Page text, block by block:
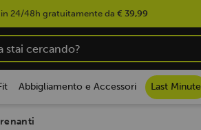
in 24/48h gratuitamente da € 39,99
Abbigliamento e Accessori Last Minute